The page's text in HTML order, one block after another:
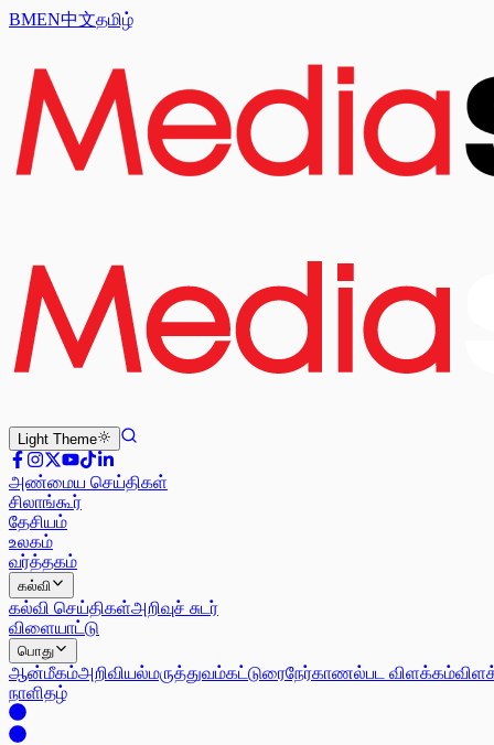
BMEN中文தமிழ்
Light Theme
அண்மைய செய்திகள்
சிலாங்கூர்
தேசியம்
உலகம்
வர்த்தகம்
கல்வி
கல்வி செய்திகள்அறிவுச் சுடர்
விளையாட்டு
பொது
ஆன்மீகம்அறிவியல்மருத்துவம்கட்டுரைநேர்காணல்பட விளக்கம்
நாளிதழ்